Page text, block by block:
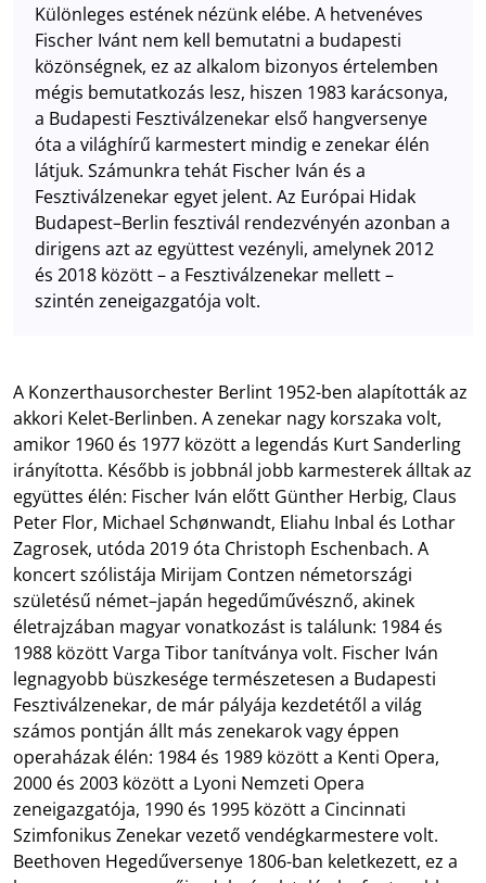
Különleges estének nézünk elébe. A hetvenéves
Fischer Ivánt nem kell bemutatni a budapesti
közönségnek, ez az alkalom bizonyos értelemben
mégis bemutatkozás lesz, hiszen 1983 karácsonya,
a Budapesti Fesztiválzenekar első hangversenye
óta a világhírű karmestert mindig e zenekar élén
látjuk. Számunkra tehát Fischer Iván és a
Fesztiválzenekar egyet jelent. Az Európai Hidak
Budapest–Berlin fesztivál rendezvényén azonban a
dirigens azt az együttest vezényli, amelynek 2012
és 2018 között – a Fesztiválzenekar mellett –
szintén zeneigazgatója volt.
A Konzerthausorchester Berlint 1952-ben alapították az
akkori Kelet-Berlinben. A zenekar nagy korszaka volt,
amikor 1960 és 1977 között a legendás Kurt Sanderling
irányította. Később is jobbnál jobb karmesterek álltak az
együttes élén: Fischer Iván előtt Günther Herbig, Claus
Peter Flor, Michael Schønwandt, Eliahu Inbal és Lothar
Zagrosek, utóda 2019 óta Christoph Eschenbach. A
koncert szólistája Mirijam Contzen németországi
születésű német–japán hegedűművésznő, akinek
életrajzában magyar vonatkozást is találunk: 1984 és
1988 között Varga Tibor tanítványa volt. Fischer Iván
legnagyobb büszkesége természetesen a Budapesti
Fesztiválzenekar, de már pályája kezdetétől a világ
számos pontján állt más zenekarok vagy éppen
operaházak élén: 1984 és 1989 között a Kenti Opera,
2000 és 2003 között a Lyoni Nemzeti Opera
zeneigazgatója, 1990 és 1995 között a Cincinnati
Szimfonikus Zenekar vezető vendégkarmestere volt.
Beethoven Hegedűversenye 1806-ban keletkezett, ez a